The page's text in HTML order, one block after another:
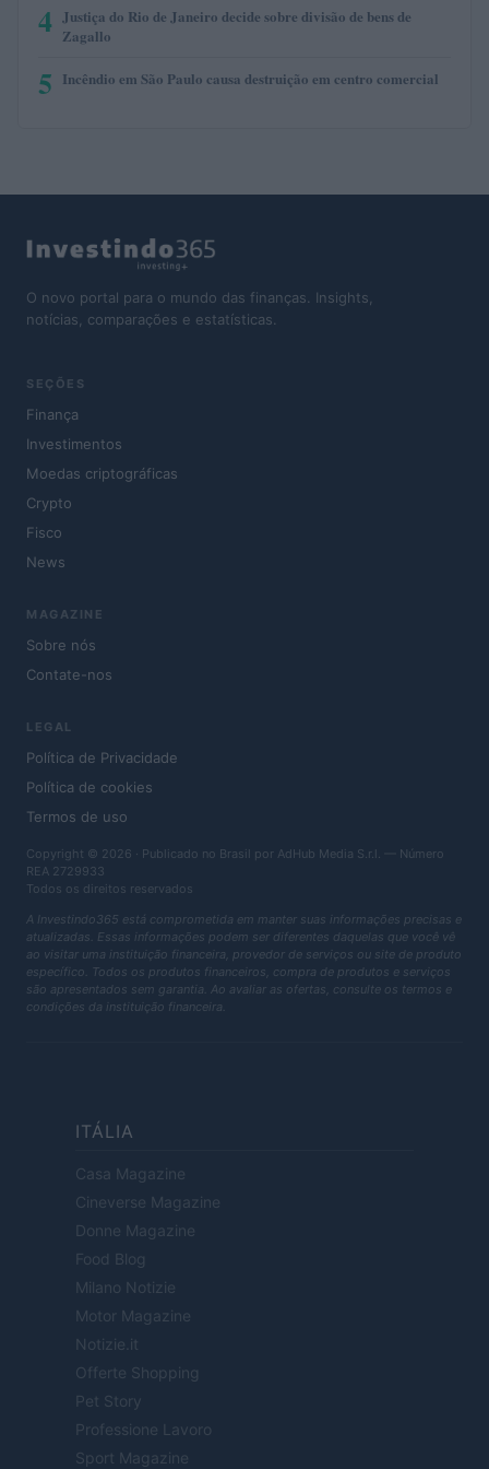
4
Justiça do Rio de Janeiro decide sobre divisão de bens de
Zagallo
5 Incêndio em São Paulo causa destruição em centro comercial
O novo portal para o mundo das finanças. Insights,
notícias, comparações e estatísticas.
SEÇÕES
Finança
Investimentos
Moedas criptográficas
Crypto
Fisco
News
MAGAZINE
Sobre nós
Contate-nos
LEGAL
Política de Privacidade
Política de cookies
Termos de uso
Copyright © 2026 · Publicado no Brasil por AdHub Media S.r.l. — Número
REA 2729933
Todos os direitos reservados
A Investindo365 está comprometida em manter suas informações precisas e
atualizadas. Essas informações podem ser diferentes daquelas que você vê
ao visitar uma instituição financeira, provedor de serviços ou site de produto
específico. Todos os produtos financeiros, compra de produtos e serviços
são apresentados sem garantia. Ao avaliar as ofertas, consulte os termos e
condições da instituição financeira.
ITÁLIA
Casa Magazine
Cineverse Magazine
Donne Magazine
Food Blog
Milano Notizie
Motor Magazine
Notizie.it
Offerte Shopping
Pet Story
Professione Lavoro
Sport Magazine